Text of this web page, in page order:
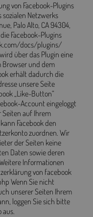
von Facebook-Plugins
Netzwerks
Palo Alto, CA 94304,
Facebook-Plugins
docs/plugins/
über das Plugin eine
Browser und dem
erhält dadurch die
unsere Seite
„Like-Button“
Account eingeloggt
Seiten auf Ihrem
Facebook den
zuordnen. Wir
der Seiten keine
Daten sowie deren
Informationen
von facebook
Wenn Sie nicht
unserer Seiten Ihrem
loggen Sie sich bitte
aus.